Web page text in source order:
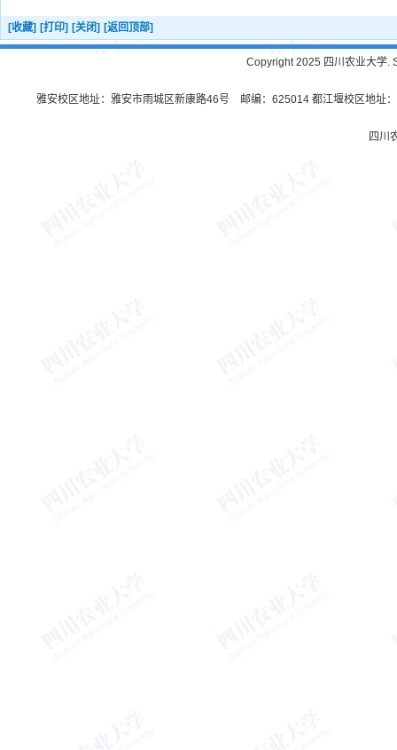
[收藏] [打印] [关闭] [返回顶部]
Copyright 2025 四川农业大学.
雅安校区地址：雅安市雨城区新康路46号 邮编：625014 都江堰校区地址
四川